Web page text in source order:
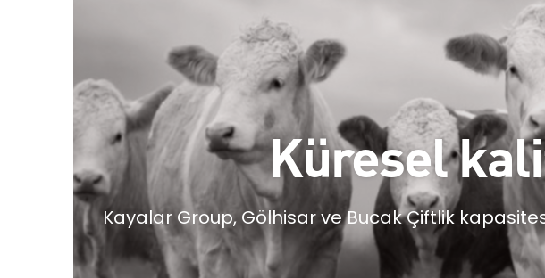
Küresel
Kayalar Group, Gölhisar ve Bucak Çiftlik